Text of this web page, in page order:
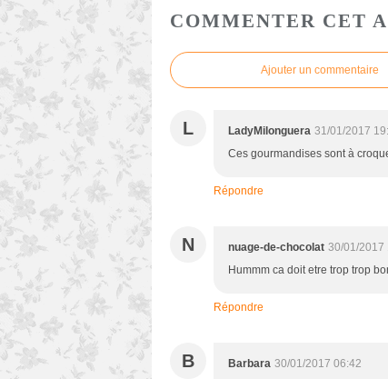
COMMENTER CET
Ajouter un commentaire
L LadyMilonguera 31/01/2017
Ces gourmandises sont à
Répondre
N nuage-de-chocolat 30/01/2017
Hummm ca doit etre trop trop
Répondre
B Barbara 30/01/2017 06:42